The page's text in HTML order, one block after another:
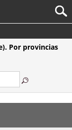
Por provincias